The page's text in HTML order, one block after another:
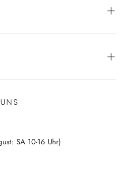
SA 10-16 Uhr)